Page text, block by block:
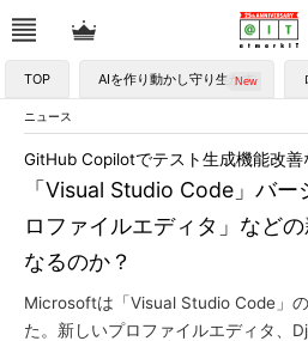
TOP AIを作り動かし守り生かす
ニュース
「Visual Studio Code」バ
ロファイルエディタ」など
なるのか？
GitHub Copilotでテスト生成機能改善
Microsoftは「Visual Studio Code」
た。新しいプロファイルエディタ、